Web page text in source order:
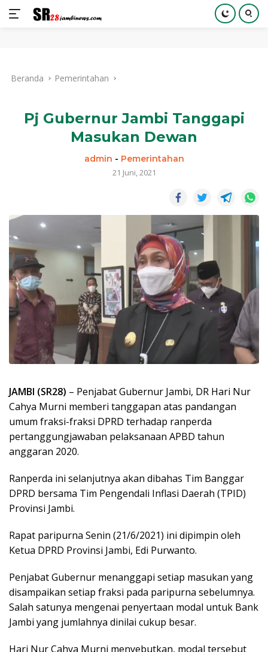
kontenBeranda Pemerintahan
Pj Gubernur Jambi Tanggapi
Masukan Dewan
admin - Pemerintahan
21 Juni, 2021
JAMBI (SR28) – Penjabat Gubernur Jambi, DR Hari Nur
Cahya Murni memberi tanggapan atas pandangan
umum fraksi-fraksi DPRD terhadap ranperda
pertanggungjawaban pelaksanaan APBD tahun
anggaran 2020.
Ranperda ini selanjutnya akan dibahas Tim Banggar
DPRD bersama Tim Pengendali Inflasi Daerah (TPID)
Provinsi Jambi.
Rapat paripurna Senin (21/6/2021) ini dipimpin oleh
Ketua DPRD Provinsi Jambi, Edi Purwanto.
Penjabat Gubernur menanggapi setiap masukan yang
disampaikan setiap fraksi pada paripurna sebelumnya.
Salah satunya mengenai penyertaan modal untuk Bank
Jambi yang jumlahnya dinilai cukup besar.
Hari Nur Cahya Murni menyebutkan, modal tersebut